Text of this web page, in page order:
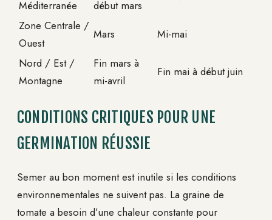
Méditerranée début mars
Zone Centrale /
Ouest
Mars
Mi-mai
Nord / Est /
Montagne
Fin mars à
mi-avril
Fin mai à début juin
CONDITIONS CRITIQUES POUR UNE
GERMINATION RÉUSSIE
Semer au bon moment est inutile si les conditions
environnementales ne suivent pas. La graine de
tomate a besoin d’une chaleur constante pour